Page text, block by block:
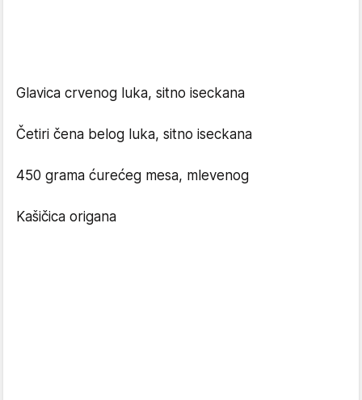
Glavica crvenog luka, sitno iseckana
Četiri čena belog luka, sitno iseckana
450 grama ćurećeg mesa, mlevenog
Kašičica origana